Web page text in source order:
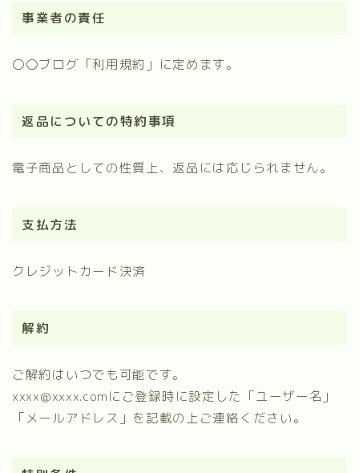
事業者の責任
〇〇ブログ「利用規約」に定めます。
返品についての特約事項
電子商品としての性質上、返品には応じられません。
支払方法
クレジットカード決済
解約
ご解約はいつでも可能です。
xxxx@xxxx.comにご登録時に設定した「ユーザー名」
「メールアドレス」を記載の上ご連絡ください。